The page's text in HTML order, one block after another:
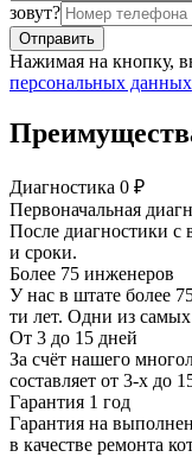
зовут?
Нажимая на кнопку,
персональных данных
Диагностика 0 ₽
Первоначальная
После диагностики с
и сроки.
Более 75 инженеров
У нас в штате более
ти лет. Одни из
От 3 до 15 дней
За счёт нашего
составляет от 3-х до
Гарантия 1 год
Гарантия на
в качестве ремонта